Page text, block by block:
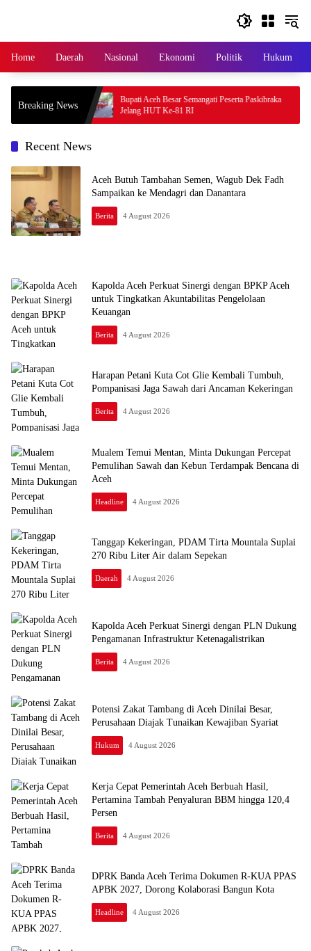
Home Daerah Nasional Ekonomi Politik Hukum
Breaking News
Bantuan
Sawah dan
Bupati Aceh Besar Semangati Peserta Paskibraka
Jelang HUT Ke-81 RI
Recent News
Aceh Butuh Tambahan Semen, Wagub Dek Fadh
Sampaikan ke Mendagri dan Danantara
Berita 4 August 2026
Kapolda Aceh Perkuat Sinergi dengan BPKP Aceh
untuk Tingkatkan Akuntabilitas Pengelolaan
Keuangan
Berita 4 August 2026
Harapan Petani Kuta Cot Glie Kembali Tumbuh,
Pompanisasi Jaga Sawah dari Ancaman Kekeringan
Berita 4 August 2026
Mualem Temui Mentan, Minta Dukungan Percepat
Pemulihan Sawah dan Kebun Terdampak Bencana di
Aceh
Headline 4 August 2026
Tanggap Kekeringan, PDAM Tirta Mountala Suplai
270 Ribu Liter Air dalam Sepekan
Daerah 4 August 2026
Kapolda Aceh Perkuat Sinergi dengan PLN Dukung
Pengamanan Infrastruktur Ketenagalistrikan
Berita 4 August 2026
Potensi Zakat Tambang di Aceh Dinilai Besar,
Perusahaan Diajak Tunaikan Kewajiban Syariat
Hukum 4 August 2026
Kerja Cepat Pemerintah Aceh Berbuah Hasil,
Pertamina Tambah Penyaluran BBM hingga 120,4
Persen
Berita 4 August 2026
DPRK Banda Aceh Terima Dokumen R-KUA PPAS
APBK 2027, Dorong Kolaborasi Bangun Kota
Headline 4 August 2026